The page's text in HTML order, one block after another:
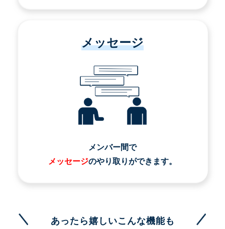
メッセージ
メンバー間で
メッセージのやり取りができます。
あったら嬉しいこんな機能も